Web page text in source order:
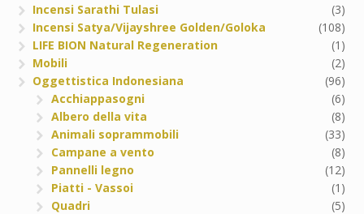
Incensi Sarathi Tulasi
(3)
Incensi Satya/Vijayshree Golden/Goloka
(108)
LIFE BION Natural Regeneration
(1)
Mobili
(2)
Oggettistica Indonesiana
(96)
Acchiappasogni
(6)
Albero della vita
(8)
Animali soprammobili
(33)
Campane a vento
(8)
Pannelli legno
(12)
Piatti - Vassoi
(1)
Quadri
(5)